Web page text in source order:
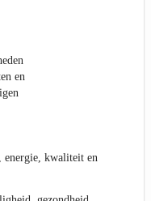
en
kwaliteit en